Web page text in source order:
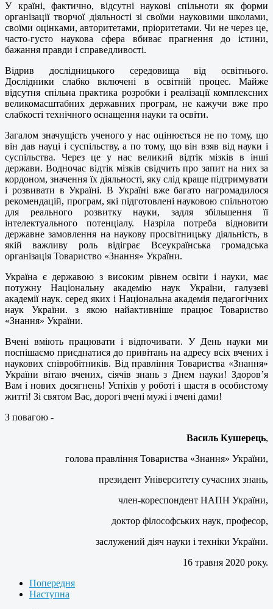
У країні, фактично, відсутні наукові спільноти як форми
організації творчої діяльності зі своїми науковими школами,
своїми оцінками, авторитетами, пріоритетами. Чи не через це,
часто-густо наукова сфера вбиває прагнення до істини,
бажання правди і справедливості.
Відрив дослідницького середовища від освітнього.
Дослідники слабковключені в освітній процес. Майже
відсутня спільна практика розробки і реалізації комплексних
великомасштабних державних програм, не кажучи вже про
слабкості технічного оснащення науки та освіти.
Загалом значущість ученого у нас оцінюється не по тому, що
він дав науці і суспільству, а по тому, що він взяв від науки і
суспільства. Через це у нас великий відтік мізків в інші
держави. Водночас відтік мізків свідчить про запит на них за
кордоном, значення їх діяльності, яку слід краще підтримувати
і розвивати в Україні. В Україні вже багато нагромадилося
рекомендацій, програм, які підготовлені науковою спільнотою
для реального розвитку науки, задля збільшення її
інтелектуального потенціалу. Назріла потреба відновити
державне замовлення на наукову просвітницьку діяльність, в
якій важливу роль відіграє Всеукраїнська громадська
організація Товариство «Знання» України.
Україна є державою з високим рівнем освіти і науки, має
потужну Національну академію наук України, галузеві
академії наук. серед яких і Національна академія педагогічних
наук України. з якою найактивніше працює Товариство
«Знання» України.
Вчені вміють працювати і відпочивати. У День науки ми
поспішаємо приєднатися до привітань на адресу всіх вчених і
наукових співробітників. Від правління Товариства «Знання»
України вітаю вчених, сіячів знань з Днем науки! Здоров’я
Вам і нових досягнень! Успіхів у роботі і щастя в особистому
житті! Зі святом Вас, дорогі вчені мужі і вчені дами!
З повагою -
Василь Кушерець,
голова правління Товариства «Знання» України,
президент Університету сучасних знань,
член-кореспондент НАПН України,
доктор філософських наук, професор,
заслужений діяч науки і техніки України.
16 травня 2020 року.
Попередня
Наступна